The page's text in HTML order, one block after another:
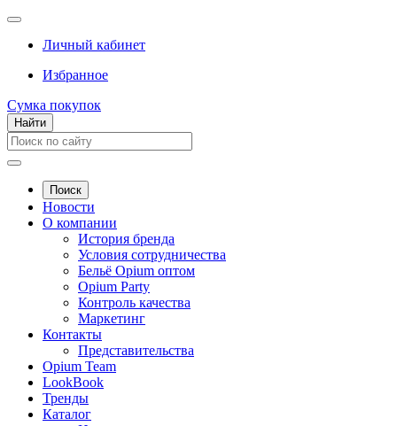
Личный кабинет
Избранное
Сумка покупок
Найти
Поиск
Новости
О компании
История бренда
Условия сотрудничества
Бельё Opium оптом
Opium Party
Контроль качества
Маркетинг
Контакты
Представительства
Opium Team
LookBook
Тренды
Каталог